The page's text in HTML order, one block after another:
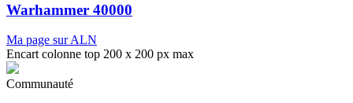
Warhammer 40000
Ma page sur ALN
Encart colonne top 200 x 200 px max
Communauté